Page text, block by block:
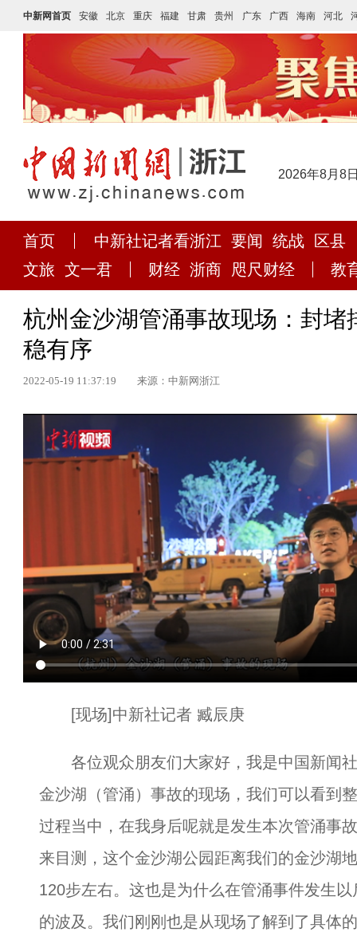
中新网首页 安徽 北京 重庆 福建 甘肃 贵州 广东 广西 海南 河北
2026年8月8
首页 中新社记者看浙江 要闻 统战
区县
文旅 文一君 财经 浙商 咫尺财经 教
杭州金沙湖管涌事故现场：封堵
稳有序
2022-05-19 11:37:19 来源：中新网浙江
[现场]中新社记者 臧辰庚
各位观众朋友们大家好，我是中国新闻社
金沙湖（管涌）事故的现场，我们可以看到
过程当中，在我身后呢就是发生本次管涌事
来目测，这个金沙湖公园距离我们的金沙湖
120步左右。这也是为什么在管涌事件发生
的波及。我们刚刚也是从现场了解到了具体